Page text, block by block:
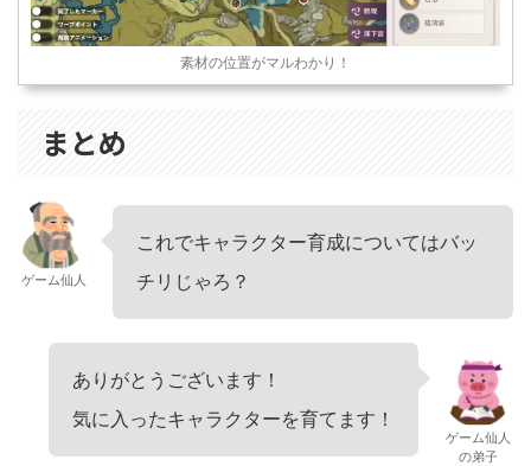
素材の位置がマルわかり！
まとめ
ゲーム仙人
これでキャラクター育成についてはバッ
チリじゃろ？
ありがとうございます！
気に入ったキャラクターを育てます！
ゲーム仙人
の弟子